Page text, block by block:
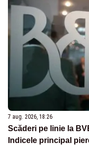
7 aug. 2026, 18:26
Scăderi pe linie la
Indicele principal